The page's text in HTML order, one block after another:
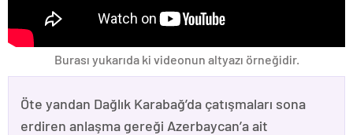
Burası yukarıda ki videonun altyazı örneğidir.
Öte yandan Dağlık Karabağ’da çatışmaları sona
erdiren anlaşma gereği Azerbaycan’a ait